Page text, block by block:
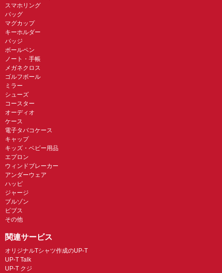
スマホリング
バッグ
マグカップ
キーホルダー
バッジ
ボールペン
ノート・手帳
メガネクロス
ゴルフボール
ミラー
シューズ
コースター
オーディオ
ケース
電子タバコケース
キャップ
キッズ・ベビー用品
エプロン
ウィンドブレーカー
アンダーウェア
ハッピ
ジャージ
ブルゾン
ビブス
その他
関連サービス
オリジナルTシャツ作成のUP-T
UP-T Talk
UP-T クジ